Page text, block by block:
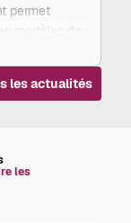
permet
modèles de
les actualités
les